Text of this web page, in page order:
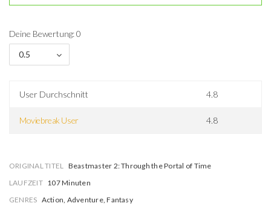
Deine Bewertung: 0
0.5
User Durchschnitt 4.8
Moviebreak User 4.8
ORIGINAL TITEL Beastmaster 2: Through the Portal of Time
LAUFZEIT 107 Minuten
GENRES Action, Adventure, Fantasy